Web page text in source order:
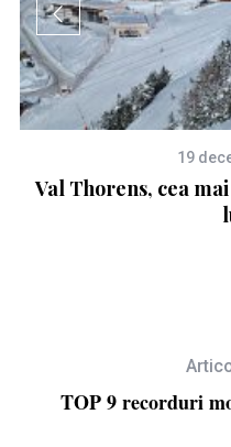
19
Val Thorens, cea
TOP 9 recorduri